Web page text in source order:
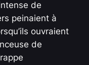
de
peinaient à
ouvraient
de